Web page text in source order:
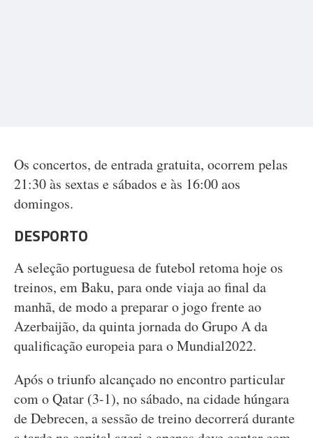
Os concertos, de entrada gratuita, ocorrem pelas
21:30 às sextas e sábados e às 16:00 aos
domingos.
DESPORTO
A seleção portuguesa de futebol retoma hoje os
treinos, em Baku, para onde viaja ao final da
manhã, de modo a preparar o jogo frente ao
Azerbaijão, da quinta jornada do Grupo A da
qualificação europeia para o Mundial2022.
Após o triunfo alcançado no encontro particular
com o Qatar (3-1), no sábado, na cidade húngara
de Debrecen, a sessão de treino decorrerá durante